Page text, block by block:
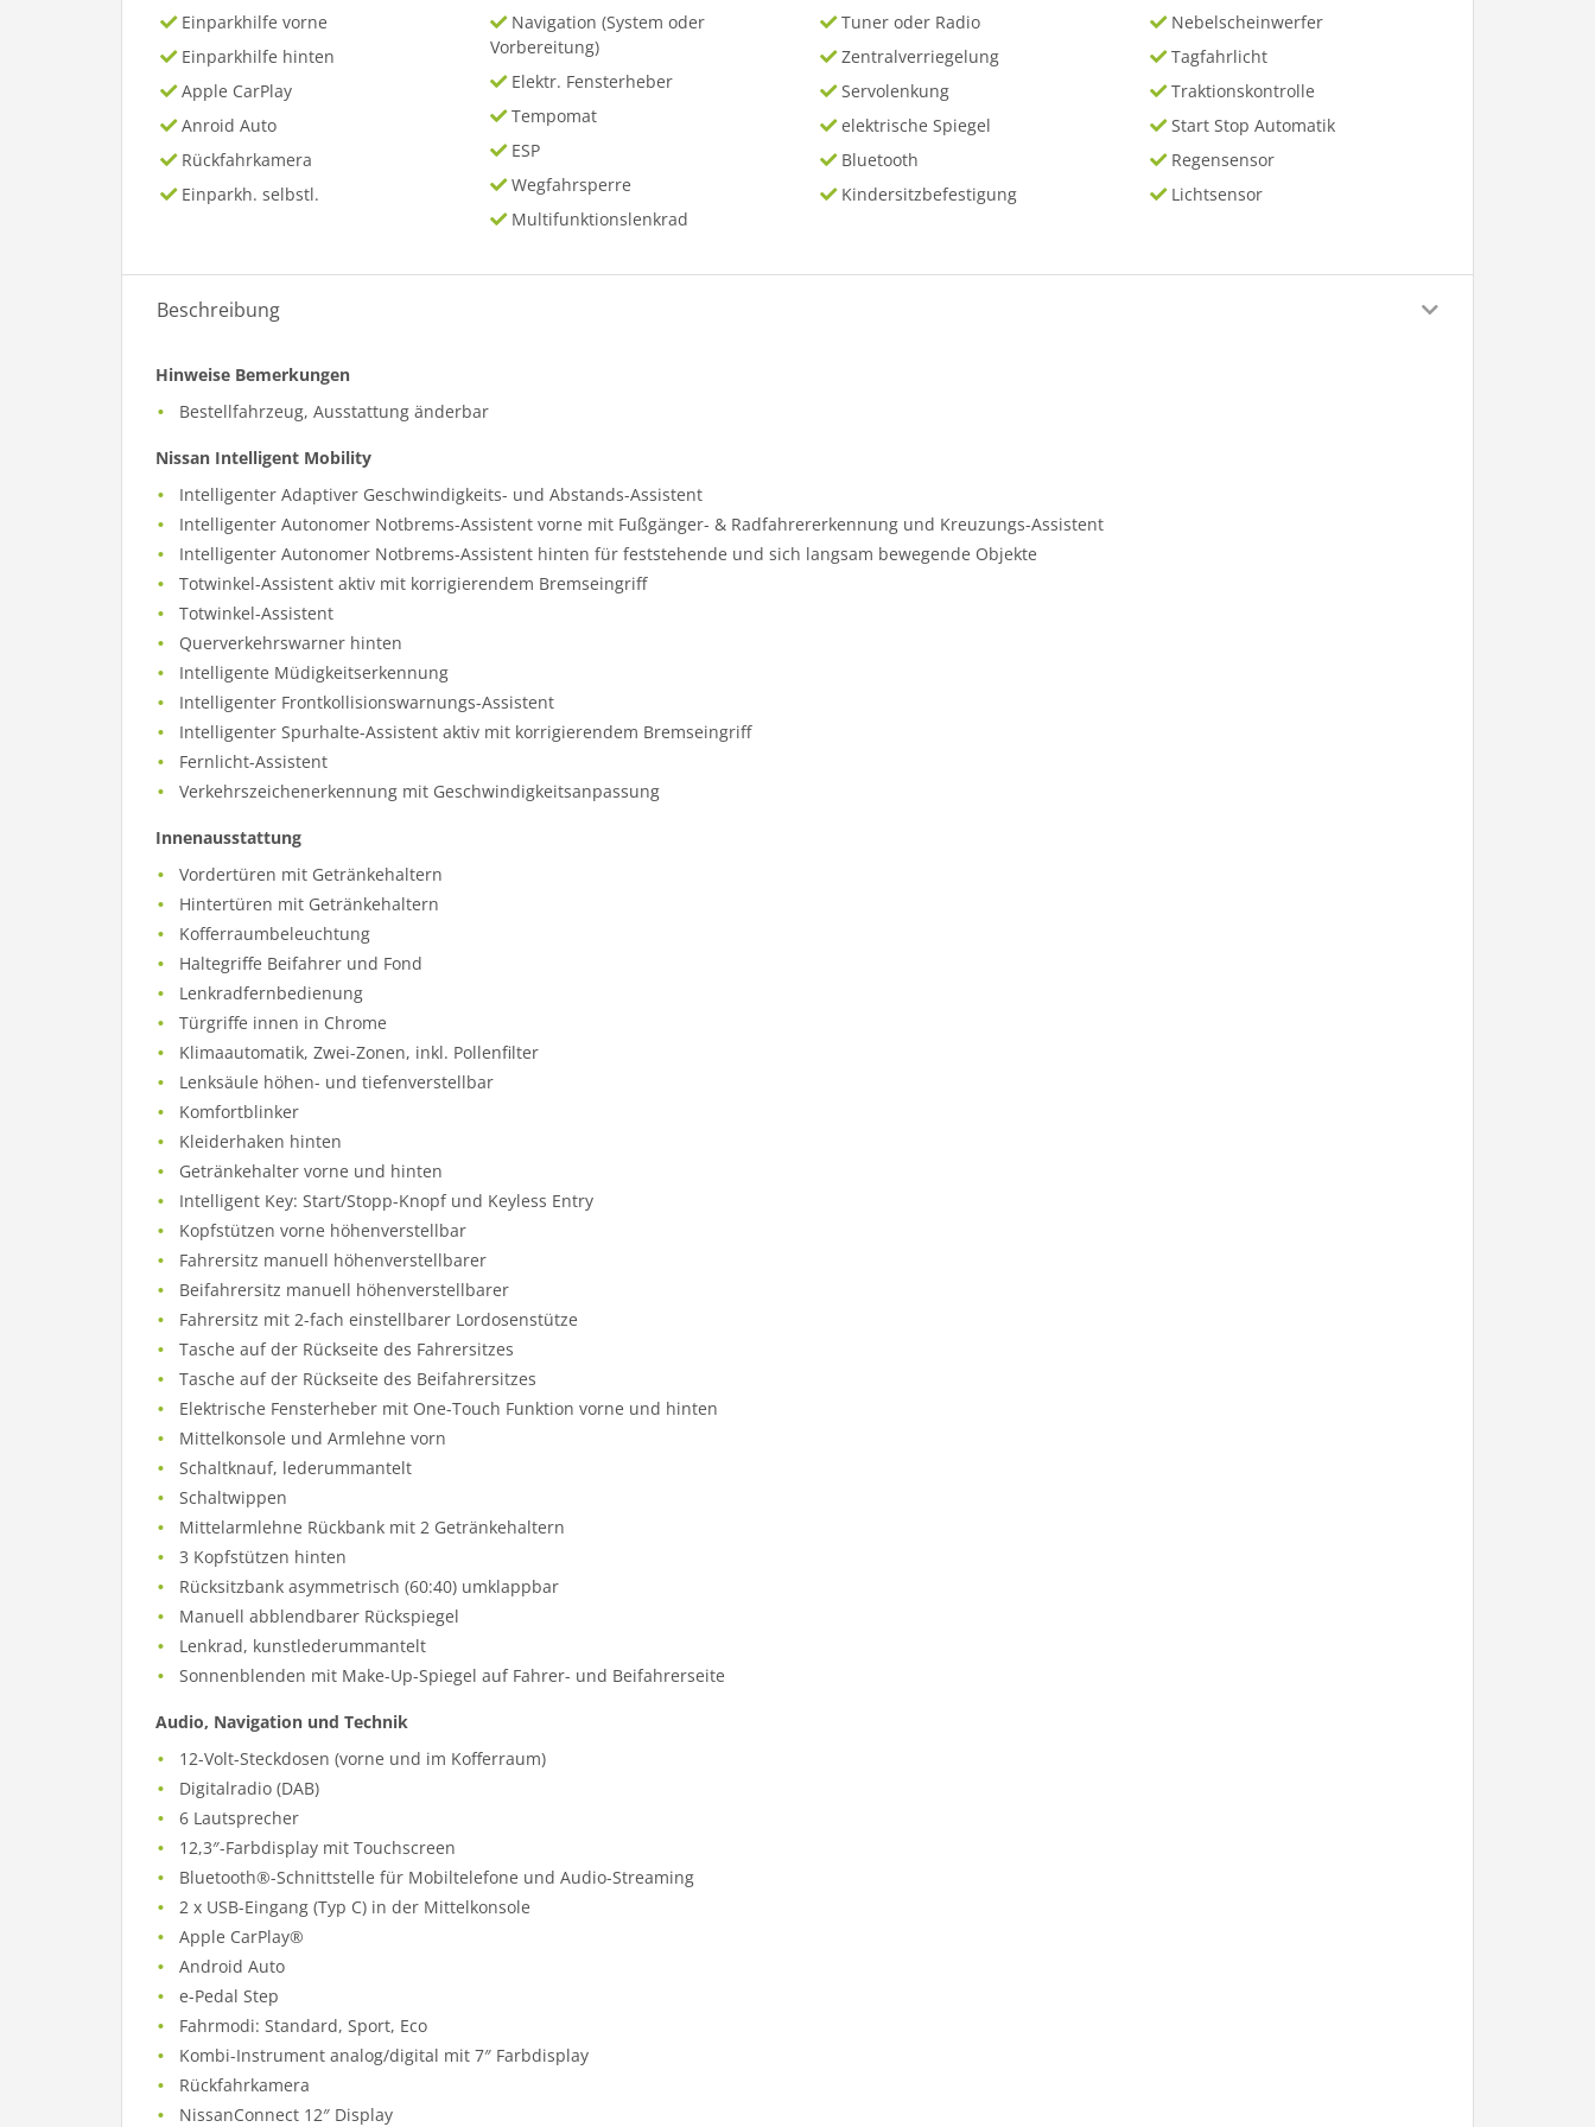
Einparkhilfe vorne
Einparkhilfe hinten
Apple CarPlay
Anroid Auto
Rückfahrkamera
Einparkh. selbstl.
Navigation (System oder
Vorbereitung)
Elektr. Fensterheber
Tempomat
ESP
Wegfahrsperre
Multifunktionslenkrad
Tuner oder Radio
Zentralverriegelung
Servolenkung
elektrische Spiegel
Bluetooth
Kindersitzbefestigung
Nebelscheinwerfer
Tagfahrlicht
Traktionskontrolle
Start Stop Automatik
Regensensor
Lichtsensor
Beschreibung
Hinweise Bemerkungen
Bestellfahrzeug, Ausstattung änderbar
Nissan Intelligent Mobility
Intelligenter Adaptiver Geschwindigkeits- und Abstands-Assistent
Intelligenter Autonomer Notbrems-Assistent vorne mit Fußgänger- & Radfahrererkennung und Kreuzungs-Assistent
Intelligenter Autonomer Notbrems-Assistent hinten für feststehende und sich langsam bewegende Objekte
Totwinkel-Assistent aktiv mit korrigierendem Bremseingriff
Totwinkel-Assistent
Querverkehrswarner hinten
Intelligente Müdigkeitserkennung
Intelligenter Frontkollisionswarnungs-Assistent
Intelligenter Spurhalte-Assistent aktiv mit korrigierendem Bremseingriff
Fernlicht-Assistent
Verkehrszeichenerkennung mit Geschwindigkeitsanpassung
Innenausstattung
Vordertüren mit Getränkehaltern
Hintertüren mit Getränkehaltern
Kofferraumbeleuchtung
Haltegriffe Beifahrer und Fond
Lenkradfernbedienung
Türgriffe innen in Chrome
Klimaautomatik, Zwei-Zonen, inkl. Pollenfilter
Lenksäule höhen- und tiefenverstellbar
Komfortblinker
Kleiderhaken hinten
Getränkehalter vorne und hinten
Intelligent Key: Start/Stopp-Knopf und Keyless Entry
Kopfstützen vorne höhenverstellbar
Fahrersitz manuell höhenverstellbarer
Beifahrersitz manuell höhenverstellbarer
Fahrersitz mit 2-fach einstellbarer Lordosenstütze
Tasche auf der Rückseite des Fahrersitzes
Tasche auf der Rückseite des Beifahrersitzes
Elektrische Fensterheber mit One-Touch Funktion vorne und hinten
Mittelkonsole und Armlehne vorn
Schaltknauf, lederummantelt
Schaltwippen
Mittelarmlehne Rückbank mit 2 Getränkehaltern
3 Kopfstützen hinten
Rücksitzbank asymmetrisch (60:40) umklappbar
Manuell abblendbarer Rückspiegel
Lenkrad, kunstlederummantelt
Sonnenblenden mit Make-Up-Spiegel auf Fahrer- und Beifahrerseite
Audio, Navigation und Technik
12-Volt-Steckdosen (vorne und im Kofferraum)
Digitalradio (DAB)
6 Lautsprecher
12,3″-Farbdisplay mit Touchscreen
Bluetooth®-Schnittstelle für Mobiltelefone und Audio-Streaming
2 x USB-Eingang (Typ C) in der Mittelkonsole
Apple CarPlay®
Android Auto
e-Pedal Step
Fahrmodi: Standard, Sport, Eco
Kombi-Instrument analog/digital mit 7″ Farbdisplay
Rückfahrkamera
NissanConnect 12″ Display